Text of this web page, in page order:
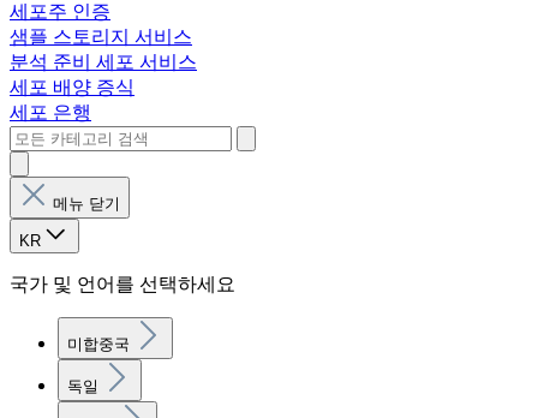
세포주 인증
샘플 스토리지 서비스
분석 준비 세포 서비스
세포 배양 증식
세포 은행
메뉴 닫기
KR
국가 및 언어를 선택하세요
미합중국
독일